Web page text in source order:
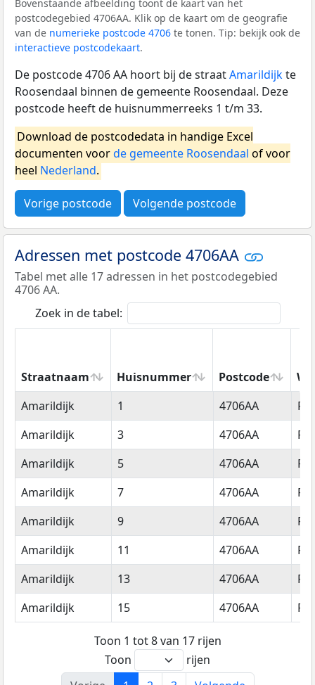
Bovenstaande afbeelding toont de kaart van het
postcodegebied 4706AA. Klik op de kaart om de geografie
van de numerieke postcode 4706 te tonen. Tip: bekijk ook de
interactieve postcodekaart.
De postcode 4706 AA hoort bij de straatAmarildijkte
Roosendaal binnen de gemeente Roosendaal. Deze
postcode heeft de huisnummerreeks 1 t/m 33.
Download de postcodedata in handige Excel
documenten voorde gemeente Roosendaal of voor
heel Nederland.
Vorige postcode Volgende postcode
Adressen met postcode 4706AA
Tabel met alle 17 adressen in het postcodegebied
4706 AA.
Zoek in de tabel:
Straatnaam Huisnummer Postcode
Straatnaam
Huisnummer Postcode
Amarildijk 1 4706AA
Amarildijk
3 4706AA
Amarildijk
5 4706AA
Amarildijk
7 4706AA
Amarildijk
9 4706AA
Amarildijk
11 4706AA
Amarildijk
13 4706AA
Amarildijk
15 4706AA
Toon 1 tot 8 van 17 rijen
Toon
rijen